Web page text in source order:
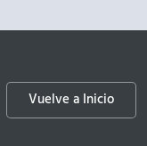
Vuelve a Inicio